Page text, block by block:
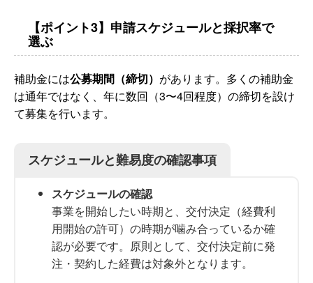
【ポイント3】申請スケジュールと採択率で
選ぶ
補助金には公募期間（締切） があります。多くの補助金
は通年ではなく、年に数回（3〜4回程度）の締切を設け
て募集を行います。
スケジュールと難易度の確認事項
スケジュールの確認
事業を開始したい時期と、交付決定（経費利
用開始の許可）の時期が噛み合っているか確
認が必要です。原則として、交付決定前に発
注・契約した経費は対象外となります。